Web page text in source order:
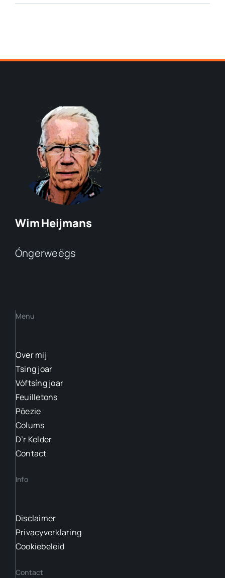
Wim Heijmans
Óngerweëgs
Menu
Over mij
Tsing joar
Vóftsíng joar
Feuilletons
Pöezie
Colums
D’r Kelder
Contact
Info
Disclaimer
Privacyverklaring
Cookiebeleid
Contact